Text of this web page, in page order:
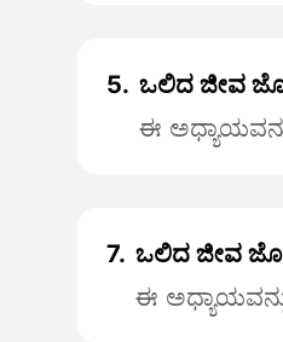
5. ಒಲಿದ ಜೀವ
ಈ
7. ಒಲಿದ ಜೀವ
ಈ